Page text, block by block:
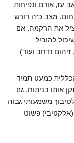
עז, אודם ונפיחות
מצב כזה דורש
את הרקמה. אם
להוביל
נרחב ועוד).
כמעט תמיד
אותו בניתוח, גם
משמעותי גבוה
פשוט